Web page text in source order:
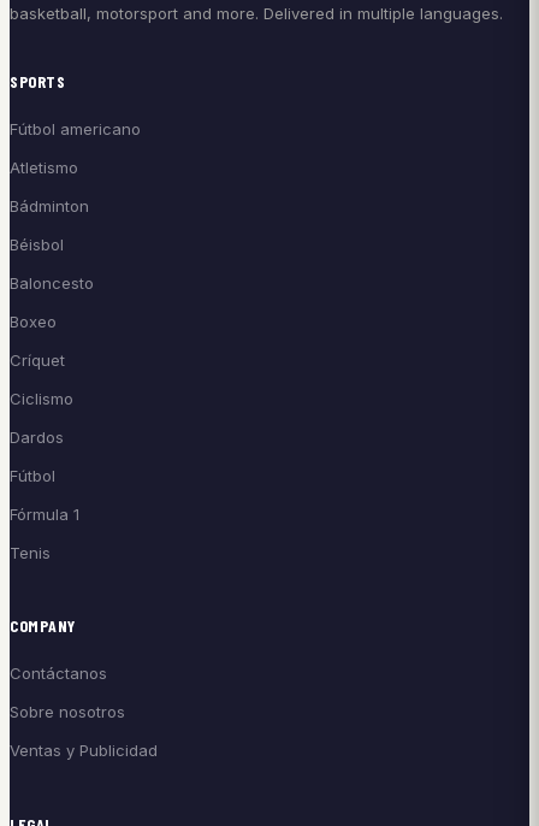
basketball, motorsport and more. Delivered in multiple languages.
SPORTS
Fútbol americano
Atletismo
Bádminton
Béisbol
Baloncesto
Boxeo
Críquet
Ciclismo
Dardos
Fútbol
Fórmula 1
Tenis
COMPANY
Contáctanos
Sobre nosotros
Ventas y Publicidad